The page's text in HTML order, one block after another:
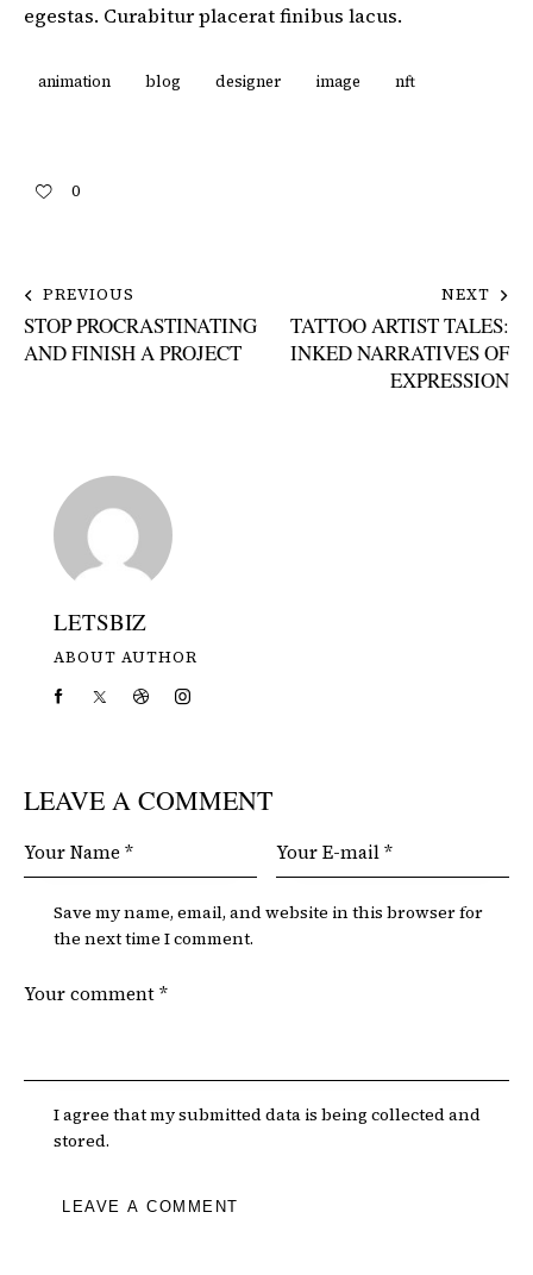
egestas. Curabitur placerat finibus lacus.
animation blog designer image nft
0
PREVIOUS
STOP PROCRASTINATING
AND FINISH A PROJECT
NEXT
TATTOO ARTIST TALES:
INKED NARRATIVES OF
EXPRESSION
LETSBIZ
ABOUT AUTHOR
LEAVE A COMMENT
Save my name, email, and website in this browser for
the next time I comment.
I agree that my submitted data is being collected and
stored.